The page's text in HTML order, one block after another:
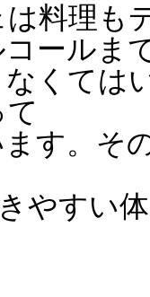
は料理も
ールま
くては
す。そ
やすい